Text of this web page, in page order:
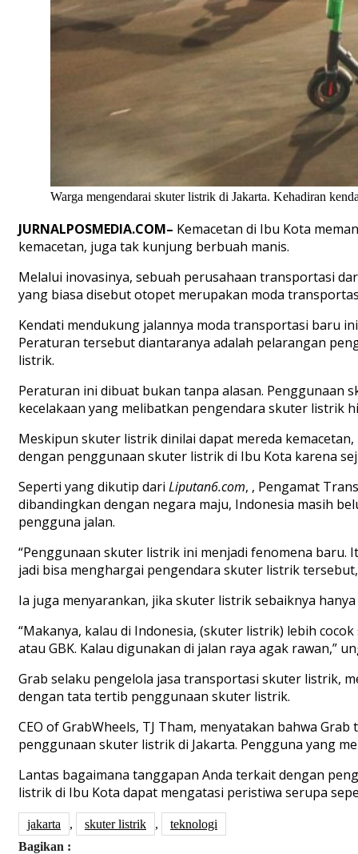
Warga mengendarai skuter listrik di Jakarta. Kehadiran
JURNALPOSMEDIA.COM– Kemacetan di Ibu Kota
kemacetan, juga tak kunjung berbuah manis.
Melalui inovasinya, sebuah perusahaan transportasi
yang biasa disebut otopet merupakan moda
Kendati mendukung jalannya moda transportasi baru
Peraturan tersebut diantaranya adalah pelarangan
listrik.
Peraturan ini dibuat bukan tanpa alasan. Penggunaan
kecelakaan yang melibatkan pengendara skuter listrik
Meskipun skuter listrik dinilai dapat mereda
dengan penggunaan skuter listrik di Ibu Kota karena
Seperti yang dikutip dari Liputan6.com, , Pengamat
dibandingkan dengan negara maju, Indonesia masih
pengguna jalan.
“Penggunaan skuter listrik ini menjadi fenomena baru.
jadi bisa menghargai pengendara skuter listrik
Ia juga menyarankan, jika skuter listrik sebaiknya
“Makanya, kalau di Indonesia, (skuter listrik) lebih
atau GBK. Kalau digunakan di jalan raya agak rawan,”
Grab selaku pengelola jasa transportasi skuter listrik,
dengan tata tertib penggunaan skuter listrik.
CEO of GrabWheels, TJ Tham, menyatakan bahwa
penggunaan skuter listrik di Jakarta. Pengguna yang
Lantas bagaimana tanggapan Anda terkait dengan
listrik di Ibu Kota dapat mengatasi peristiwa serupa
jakarta , skuter listrik ,
teknologi
Bagikan :